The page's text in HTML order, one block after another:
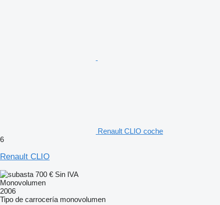
Renault CLIO coche
6
Renault CLIO
700 € Sin IVA
Monovolumen
2006
Tipo de carrocería monovolumen